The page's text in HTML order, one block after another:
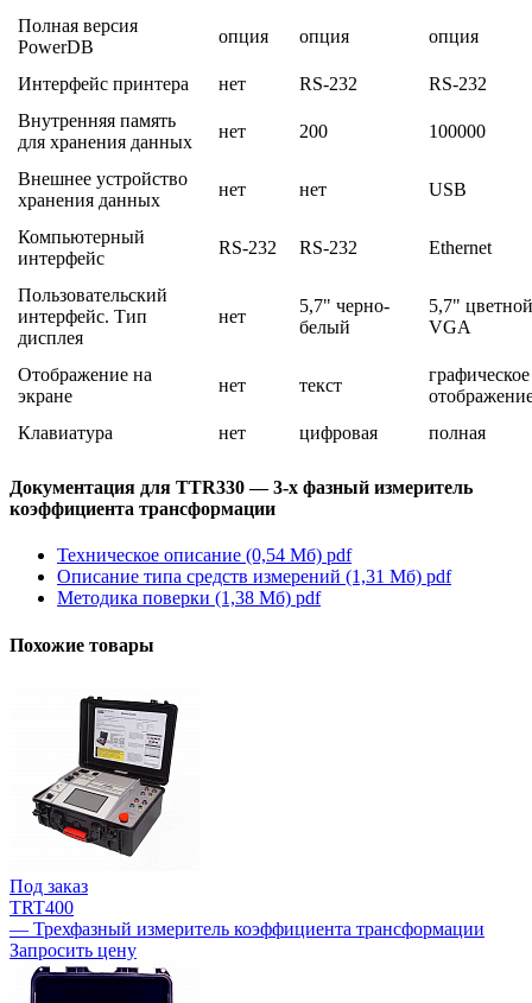
Полная версия
PowerDB
опция опция опция
Интерфейс принтера нет RS-232
RS-232
Внутренняя память
для хранения данных
нет 200 100000
Внешнее устройство
хранения данных
нет нет USB
Компьютерный
интерфейс
RS-232 RS-232 Ethernet
Пользовательский
интерфейс. Тип
дисплея
нет
5,7" черно-
белый
5,7" цветной
VGA
Отображение на
экране
нет текст
графическое
Клавиатура
нет цифровая полная
Документация для TTR330 — 3-х фазный измеритель
коэффициента трансформации
Техническое описание (0,54 Мб) pdf
Описание типа средств измерений (1,31 Мб) pdf
Методика поверки (1,38 Мб) pdf
Похожие товары
Под заказ
TRT400
— Трехфазный измеритель коэффициента трансформации
Запросить цену